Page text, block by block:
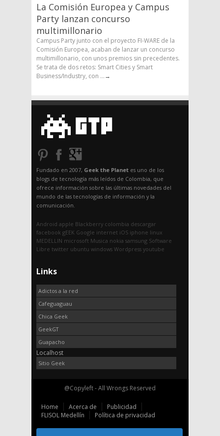
La Comisión Europea y Campus
Party lanzan concurso
multimillonario
Campus Party junto con el proyecto FI-WARE de la
Comisión Europea, acaban de lanzar un concurso
multimillonario, con unos premios sin precedentes.
Se trata de dos retos: Smart Cities y Smart
Business/Industry, con ...→
Fundado en 2007, Geek the Planet es uno de los
blogs de tecnología más leídos de Colombia, que
ofrece información sobre las últimas novedades del
mundo de las tecnologías de información y la
comunicación.
Android apple Blackberry colombia descargar
facebook gEEK Google internet iOS iphone linux
MEDELLIN microsoft Musica nokia samsung Software
Libre twitter ubuntu windows Wordpress youtube
Links
Adictos a la red
Cafeguaguau
Chica Geek
GeekGT
Guapacho
Localhost
Sitio Geek
@Copyleft - All Wrongs Reserved
Home Acerca de
Publicidad
FLISOL Medellín
Política de privacidad